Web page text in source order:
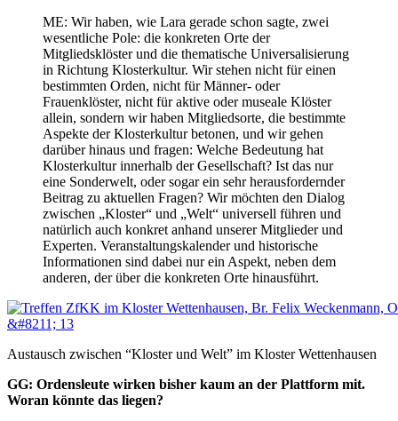
ME: Wir haben, wie Lara gerade schon sagte, zwei
wesentliche Pole: die konkreten Orte der
Mitgliedsklöster und die thematische Universalisierung
in Richtung Klosterkultur. Wir stehen nicht für einen
bestimmten Orden, nicht für Männer- oder
Frauenklöster, nicht für aktive oder museale Klöster
allein, sondern wir haben Mitgliedsorte, die bestimmte
Aspekte der Klosterkultur betonen, und wir gehen
darüber hinaus und fragen: Welche Bedeutung hat
Klosterkultur innerhalb der Gesellschaft? Ist das nur
eine Sonderwelt, oder sogar ein sehr herausfordernder
Beitrag zu aktuellen Fragen? Wir möchten den Dialog
zwischen „Kloster“ und „Welt“ universell führen und
natürlich auch konkret anhand unserer Mitglieder und
Experten. Veranstaltungskalender und historische
Informationen sind dabei nur ein Aspekt, neben dem
anderen, der über die konkreten Orte hinausführt.
Austausch zwischen “Kloster und Welt” im Kloster Wettenhausen
GG: Ordensleute wirken bisher kaum an der Plattform mit.
Woran könnte das liegen?